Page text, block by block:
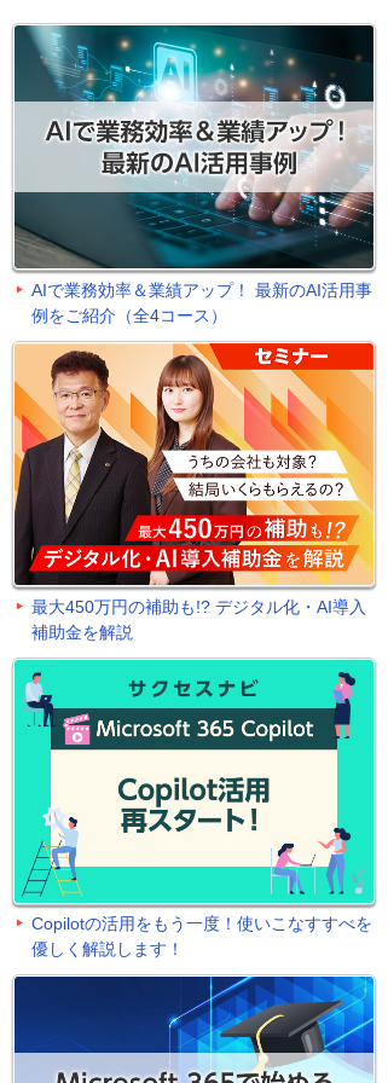
AIで業務効率＆業績アップ！ 最新のAI活用事
例をご紹介（全4コース）
最大450万円の補助も!? デジタル化・AI導入
補助金を解説
Copilotの活用をもう一度！使いこなすすべを
優しく解説します！